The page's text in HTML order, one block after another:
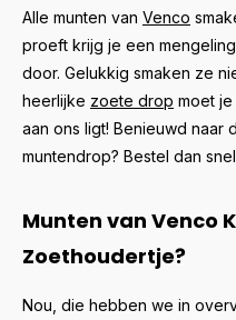
Alle munten van Venco
proeft krijg je een
door. Gelukkig smaken ze
heerlijke zoete drop moet
aan ons ligt! Benieuwd naar
muntendrop? Bestel dan
Munten van Venco
Zoethoudertje?
Nou, die hebben we in